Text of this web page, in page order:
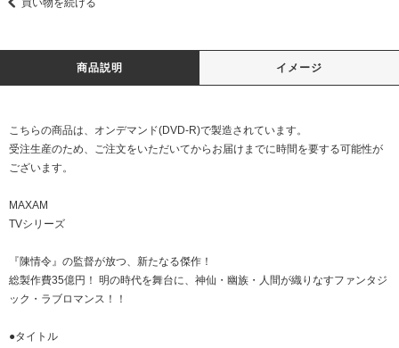
買い物を続ける
商品説明 イメージ
こちらの商品は、オンデマンド(DVD-R)で製造されています。
受注生産のため、ご注文をいただいてからお届けまでに時間を要する可能性が
ございます。
MAXAM
TVシリーズ
『陳情令』の監督が放つ、新たなる傑作！
総製作費35億円！ 明の時代を舞台に、神仙・幽族・人間が織りなすファンタジ
ック・ラブロマンス！！
●タイトル